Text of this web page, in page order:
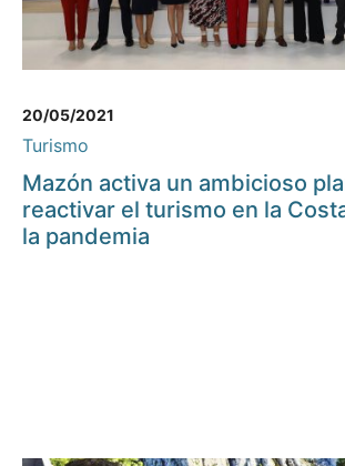
20/05/2021
Turismo
Mazón activa un ambicioso
reactivar el turismo en la
la pandemia